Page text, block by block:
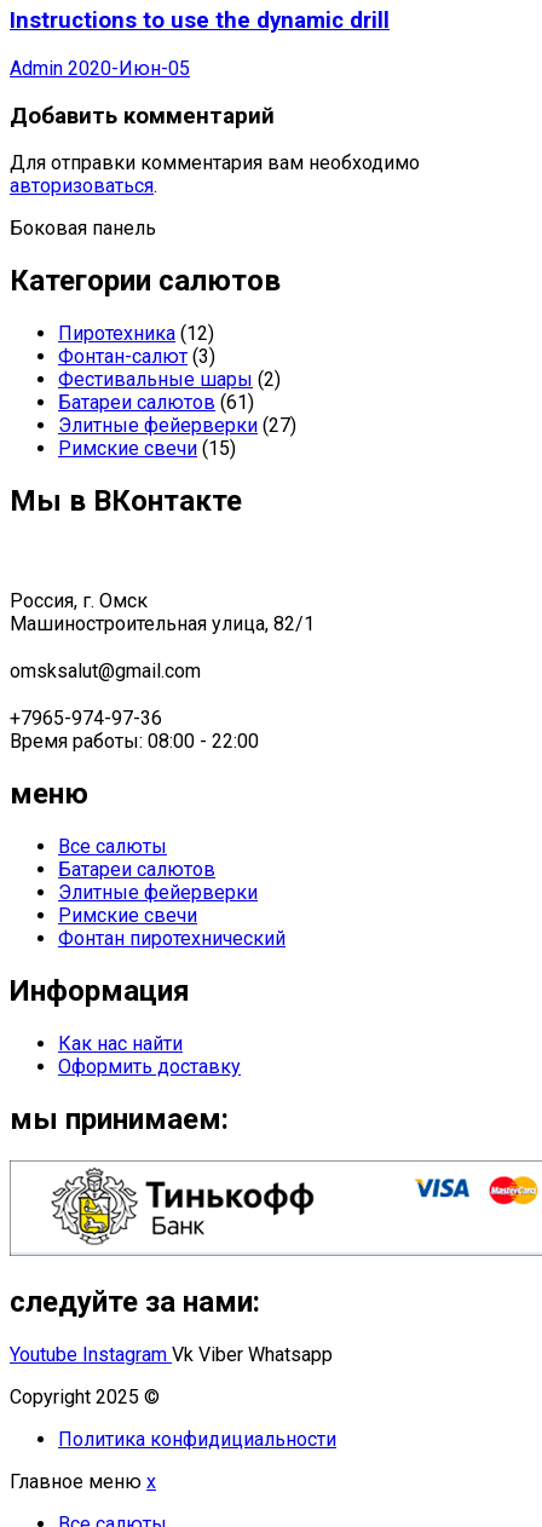
Instructions to use the dynamic drill
Admin 2020-Июн-05
Добавить комментарий
Для отправки комментария вам необходимо
авторизоваться.
Боковая панель
Категории салютов
Пиротехника (12)
Фонтан-салют (3)
Фестивальные шары (2)
Батареи салютов (61)
Элитные фейерверки (27)
Римские свечи (15)
Мы в ВКонтакте
Россия, г. Омск
Машиностроительная улица, 82/1
omsksalut@gmail.com
+7965-974-97-36
Время работы: 08:00 - 22:00
меню
Все салюты
Батареи салютов
Элитные фейерверки
Римские свечи
Фонтан пиротехнический
Информация
Как нас найти
Оформить доставку
мы принимаем:
следуйте за нами:
Youtube Instagram Vk Viber Whatsapp
Copyright 2025 ©
Политика конфидициальности
Главное меню x